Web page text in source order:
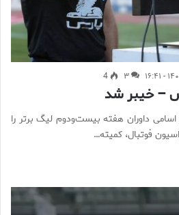
۳ 4
– خیبر شد
اسامی داوران هفته بیست‌ودوم لیگ برتر را
فوتبال، کمیته…